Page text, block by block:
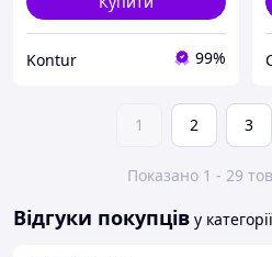
Kontur 99%
1 2 3
Показано 1 - 29
Відгуки покупців у